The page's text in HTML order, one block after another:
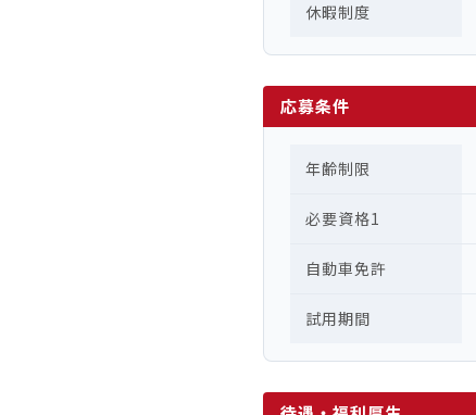
休暇制度
応募条件
年齢制限
必要資格1
自動車免許
試用期間